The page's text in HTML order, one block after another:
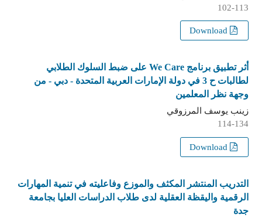
102-113
أثر تطبيق برنامج We Care على ضبط السلوك الطلابي
لطالبات ح 3 في دولة الإمارات العربية المتحدة - دبي - من
وجهة نظر المعلمين
زينب يوسف المرزوقي
114-134
التدريب المنتشر المكثف والموزع وفاعليته في تنمية المهارات
الرقمية واليقظة العقلية لدى طلاب الدراسات العليا بجامعة
جدة